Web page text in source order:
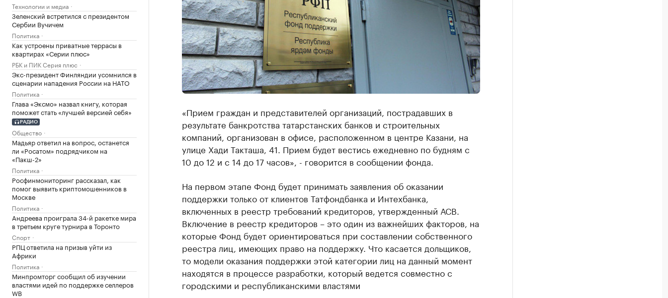
Технологии и медиа
Зеленский встретился с президентом
Сербии Вучичем
Политика
Как устроены приватные террасы в
квартирах «Серии плюс»
РБК и ПИК Серия плюс
Экс-президент Финляндии усомнился в
сценарии нападения России на НАТО
Политика
Глава «Эксмо» назвал книгу, которая
поможет стать «лучшей версией себя»
РАДИО
Общество
Мадьяр ответил на вопрос, останется
ли «Росатом» подрядчиком на
«Пакш-2»
Политика
Росфинмониторинг рассказал, как
помог выявить криптомошенников в
Москве
Политика
Андреева проиграла 34-й ракетке мира
в третьем круге турнира в Торонто
Спорт
РПЦ ответила на призыв уйти из
Африки
Политика
Минпромторг сообщил об изучении
властями идей по поддержке селлеров
WB
«Прием граждан и представителей организаций, пострадавших в
результате банкротства татарстанских банков и строительных
компаний, организован в офисе, расположенном в центре Казани, на
улице Хади Такташа, 41. Прием будет вестись ежедневно по будням с
10 до 12 и с 14 до 17 часов», - говорится в сообщении фонда.
На первом этапе Фонд будет принимать заявления об оказании
поддержки только от клиентов Татфондбанка и Интехбанка,
включенных в реестр требований кредиторов, утвержденный АСВ.
Включение в реестр кредиторов – это один из важнейших факторов, на
которые Фонд будет ориентироваться при составлении собственного
реестра лиц, имеющих право на поддержку. Что касается дольщиков,
то модели оказания поддержки этой категории лиц на данный момент
находятся в процессе разработки, который ведется совместно с
городскими и республиканскими властями